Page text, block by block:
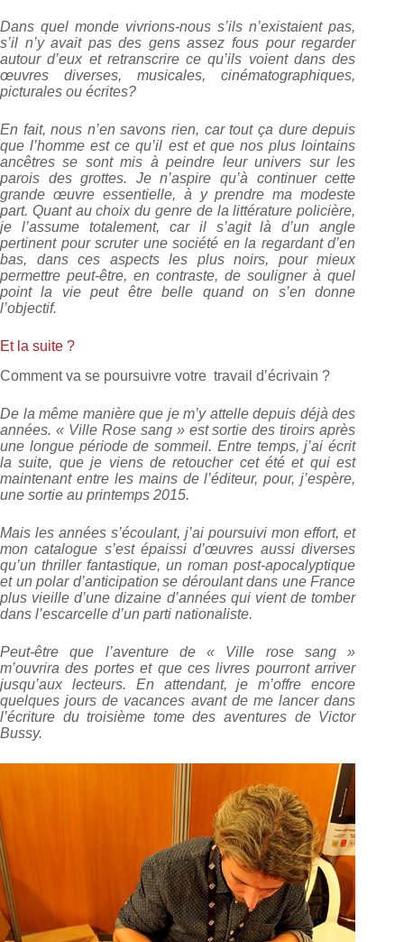
Dans quel monde vivrions-nous s’ils n’existaient pas,
s’il n’y avait pas des gens assez fous pour regarder
autour d’eux et retranscrire ce qu’ils voient dans des
œuvres diverses, musicales, cinématographiques,
picturales ou écrites?
En fait, nous n’en savons rien, car tout ça dure depuis
que l’homme est ce qu’il est et que nos plus lointains
ancêtres se sont mis à peindre leur univers sur les
parois des grottes. Je n’aspire qu’à continuer cette
grande œuvre essentielle, à y prendre ma modeste
part. Quant au choix du genre de la littérature policière,
je l’assume totalement, car il s’agit là d’un angle
pertinent pour scruter une société en la regardant d’en
bas, dans ces aspects les plus noirs, pour mieux
permettre peut-être, en contraste, de souligner à quel
point la vie peut être belle quand on s’en donne
l’objectif.
Et la suite ?
Comment va se poursuivre votre travail d’écrivain ?
De la même manière que je m’y attelle depuis déjà des
années. « Ville Rose sang » est sortie des tiroirs après
une longue période de sommeil. Entre temps, j’ai écrit
la suite, que je viens de retoucher cet été et qui est
maintenant entre les mains de l’éditeur, pour, j’espère,
une sortie au printemps 2015.
Mais les années s’écoulant, j’ai poursuivi mon effort, et
mon catalogue s’est épaissi d’œuvres aussi diverses
qu’un thriller fantastique, un roman post-apocalyptique
et un polar d’anticipation se déroulant dans une France
plus vieille d’une dizaine d’années qui vient de tomber
dans l’escarcelle d’un parti nationaliste.
Peut-être que l’aventure de « Ville rose sang »
m’ouvrira des portes et que ces livres pourront arriver
jusqu’aux lecteurs. En attendant, je m’offre encore
quelques jours de vacances avant de me lancer dans
l’écriture du troisième tome des aventures de Victor
Bussy.